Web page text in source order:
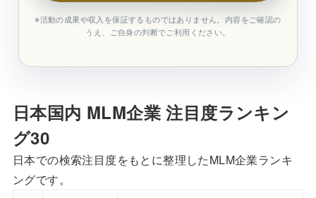
※活動の成果や収入を保証するものではありません。内容をご確認の
うえ、ご自身の判断でご利用ください。
日本国内 MLM企業 注目度ランキン
グ30
日本での検索注目度をもとに整理したMLM企業ランキ
ングです。